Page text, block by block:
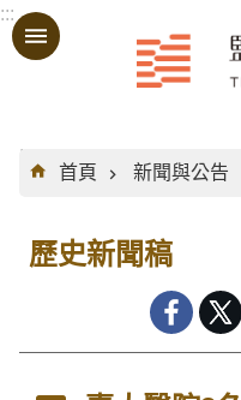
跳到主要內容區塊
:::
:::
首頁
新聞與公告
歷史新聞稿